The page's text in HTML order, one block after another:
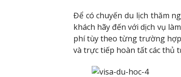
Để có chuyến du lịch thăm
khách hãy đến với dịch vụ
phí tùy theo từng trường
và trực tiếp hoàn tất các thủ